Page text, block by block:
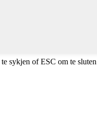
sykjen of ESC om te sluten